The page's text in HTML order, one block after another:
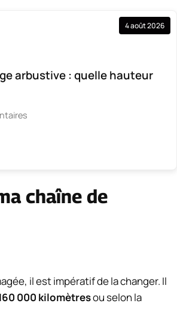
4 août 2026
arbustive : quelle hauteur
chaîne de
il est impératif de la changer. Il
000 kilomètresou selon la